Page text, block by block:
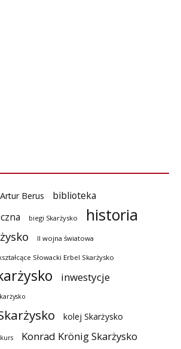
Artur Berus
biblioteka
biegi Skarżysko historia
II wojna światowa
Słowacki Erbel Skarżysko
inwestycje
kolej Skarżysko
Konrad Krönig Skarżysko